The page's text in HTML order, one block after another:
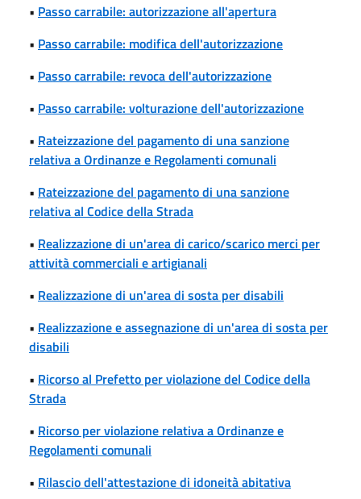
• Passo carrabile: autorizzazione all'apertura
• Passo carrabile: modifica dell'autorizzazione
• Passo carrabile: revoca dell'autorizzazione
• Passo carrabile: volturazione dell'autorizzazione
• Rateizzazione del pagamento di una sanzione
relativa a Ordinanze e Regolamenti comunali
• Rateizzazione del pagamento di una sanzione
relativa al Codice della Strada
• Realizzazione di un'area di carico/scarico merci per
attività commerciali e artigianali
• Realizzazione di un'area di sosta per disabili
• Realizzazione e assegnazione di un'area di sosta per
disabili
• Ricorso al Prefetto per violazione del Codice della
Strada
• Ricorso per violazione relativa a Ordinanze e
Regolamenti comunali
• Rilascio dell'attestazione di idoneità abitativa